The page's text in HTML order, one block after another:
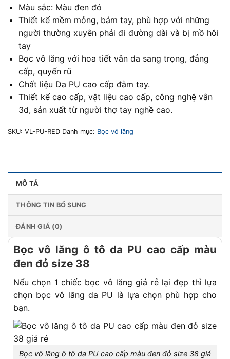
Màu sắc: Màu đen đỏ
Thiết kế mềm mỏng, bám tay, phù hợp với những
người thường xuyên phải đi đường dài và bị mồ hôi
tay
Bọc vô lăng với hoa tiết vân da sang trọng, đẳng
cấp, quyến rũ
Chất liệu Da PU cao cấp đằm tay.
Thiết kế cao cấp, vật liệu cao cấp, công nghệ vân
3d, sản xuất từ người thợ tay nghề cao.
SKU: VL-PU-RED Danh mục: Bọc vô lăng
MÔ TẢ
THÔNG TIN BỔ SUNG
ĐÁNH GIÁ (0)
Bọc vô lăng ô tô da PU cao cấp màu
đen đỏ size 38
Nếu chọn 1 chiếc bọc vô lăng giá rẻ lại đẹp thì lựa
chọn bọc vô lăng da PU là lựa chọn phù hợp cho
bạn.
Bọc vô lăng ô tô da PU cao cấp màu đen đỏ size 38 giá